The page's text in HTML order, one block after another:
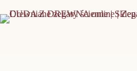
do
treści